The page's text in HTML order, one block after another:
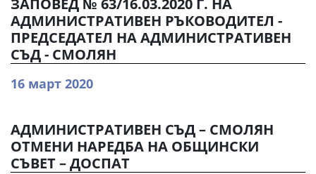
ЗАПОВЕД № 63/16.03.2020 Г. НА
АДМИНИСТРАТИВЕН РЪКОВОДИТЕЛ -
ПРЕДСЕДАТЕЛ НА АДМИНИСТРАТИВЕН
СЪД - СМОЛЯН
16 март 2020
АДМИНИСТРАТИВЕН СЪД – СМОЛЯН
ОТМЕНИ НАРЕДБА НА ОБЩИНСКИ
СЪВЕТ – ДОСПАТ